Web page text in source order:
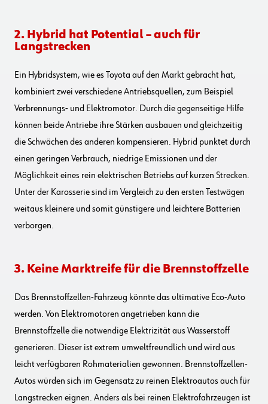
2. Hybrid hat Potential – auch für
Langstrecken
Ein Hybridsystem, wie es Toyota auf den Markt gebracht hat,
kombiniert zwei verschiedene Antriebsquellen, zum Beispiel
Verbrennungs- und Elektromotor. Durch die gegenseitige Hilfe
können beide Antriebe ihre Stärken ausbauen und gleichzeitig
die Schwächen des anderen kompensieren. Hybrid punktet durch
einen geringen Verbrauch, niedrige Emissionen und der
Möglichkeit eines rein elektrischen Betriebs auf kurzen Strecken.
Unter der Karosserie sind im Vergleich zu den ersten Testwägen
weitaus kleinere und somit günstigere und leichtere Batterien
verborgen.
3. Keine Marktreife für die Brennstoffzelle
Das Brennstoffzellen-Fahrzeug könnte das ultimative Eco-Auto
werden. Von Elektromotoren angetrieben kann die
Brennstoffzelle die notwendige Elektrizität aus Wasserstoff
generieren. Dieser ist extrem umweltfreundlich und wird aus
leicht verfügbaren Rohmaterialien gewonnen. Brennstoffzellen-
Autos würden sich im Gegensatz zu reinen Elektroautos auch für
Langstrecken eignen. Anders als bei reinen Elektrofahrzeugen ist